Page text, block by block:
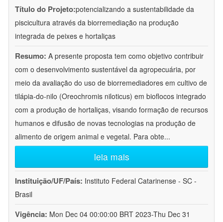
Título do Projeto:potencializando a sustentabilidade da
piscicultura através da biorremediação na produção
integrada de peixes e hortaliças
Resumo: A presente proposta tem como objetivo contribuir
com o desenvolvimento sustentável da agropecuária, por
meio da avaliação do uso de biorremediadores em cultivo de
tilápia-do-nilo (Oreochromis niloticus) em bioflocos integrado
com a produção de hortaliças, visando formação de recursos
humanos e difusão de novas tecnologias na produção de
alimento de origem animal e vegetal. Para obte...
leia mais
Instituição/UF/País: Instituto Federal Catarinense - SC -
Brasil
Vigência: Mon Dec 04 00:00:00 BRT 2023-Thu Dec 31